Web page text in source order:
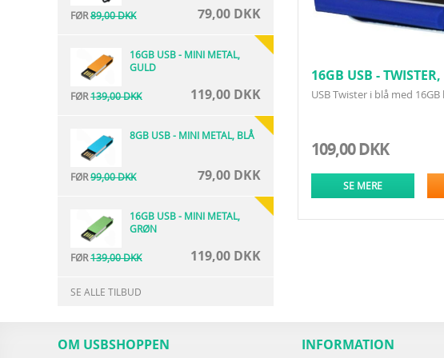
FØR89,00 DKK 79,00 DKK
16GB USB - MINI METAL,
GULD
FØR139,00 DKK 119,00 DKK
8GB USB - MINI METAL, BLÅ
FØR99,00 DKK 79,00 DKK
16GB USB - MINI METAL,
GRØN
FØR139,00 DKK 119,00 DKK
SE ALLE TILBUD
16GB USB -
USB Twister i blå med
109,00 DKK
SE MERE
OM USBSHOPPEN INFORMATION